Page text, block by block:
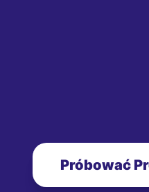
Próbować